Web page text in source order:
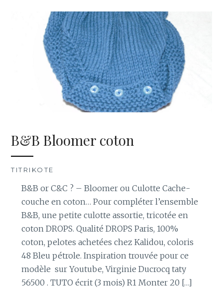
B&B Bloomer coton
TITRIKOTE
B&B or C&C ? – Bloomer ou Culotte Cache-
couche en coton… Pour compléter l’ensemble
B&B, une petite culotte assortie, tricotée en
coton DROPS. Qualité DROPS Paris, 100%
coton, pelotes achetées chez Kalidou, coloris
48 Bleu pétrole. Inspiration trouvée pour ce
modèle sur Youtube, Virginie Ducrocq taty
56500 . TUTO écrit (3 mois) R1 Monter 20 […]